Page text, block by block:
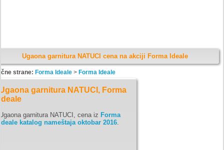
Ugaona garnitura NATUCI cena na akciji Forma Ideale
strane: Forma Ideale> Forma Ideale
garnitura NATUCI, Forma
garnitura NATUCI, cena iz Forma
katalog nameštaja oktobar 2016.